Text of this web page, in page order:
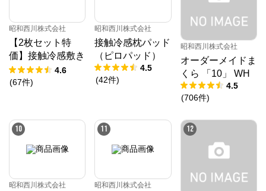
昭和西川株式会社
【2枚セット特
価】接触冷感敷き
パッド（パッドシ
ーツ）
4.6
(67件)
昭和西川株式会社
接触冷感枕パッド
（ピロパッド）
4.5
(42件)
昭和西川株式会社
オーダーメイドま
くら 「10」 WH
4.5
(706件)
10
昭和西川株式会社
11
昭和西川株式会社
12